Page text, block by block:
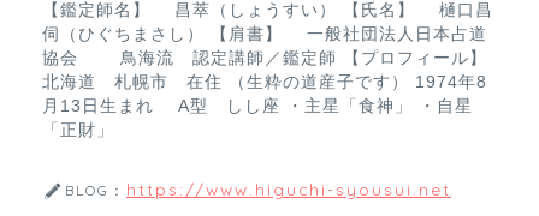
【鑑定師名】 昌萃（しょうすい） 【氏名】 樋口昌
伺（ひぐちまさし） 【肩書】 一般社団法人日本占道
協会 鳥海流 認定講師／鑑定師 【プロフィール】
北海道 札幌市 在住 （生粋の道産子です） 1974年8
月13日生まれ A型 しし座 ・主星「食神」 ・自星
「正財」
BLOG： https://www.higuchi-syousui.net